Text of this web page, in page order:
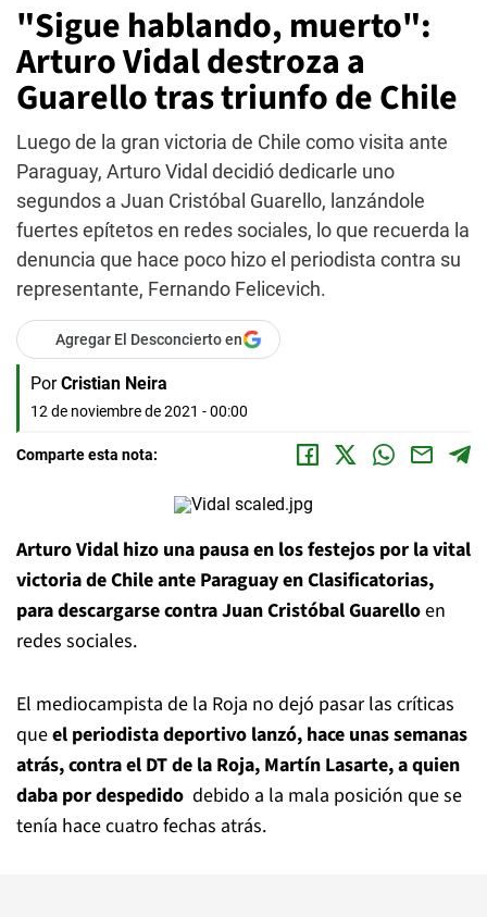
"Sigue hablando, muerto":
Arturo Vidal destroza a
Guarello tras triunfo de Chile
Luego de la gran victoria de Chile como visita ante
Paraguay, Arturo Vidal decidió dedicarle uno
segundos a Juan Cristóbal Guarello, lanzándole
fuertes epítetos en redes sociales, lo que recuerda la
denuncia que hace poco hizo el periodista contra su
representante, Fernando Felicevich.
Agregar El Desconcierto en
Por Cristian Neira
12 de noviembre de 2021 - 00:00
Comparte esta nota:
Arturo Vidal hizo una pausa en los festejos por la vital
victoria de Chile ante Paraguay en Clasificatorias,
para descargarse contra Juan Cristóbal Guarelloen
redes sociales.
El mediocampista de la Roja no dejó pasar las críticas
queel periodista deportivo lanzó, hace unas semanas
atrás, contra el DT de la Roja, Martín Lasarte, a quien
daba por despedido debido a la mala posición que se
tenía hace cuatro fechas atrás.